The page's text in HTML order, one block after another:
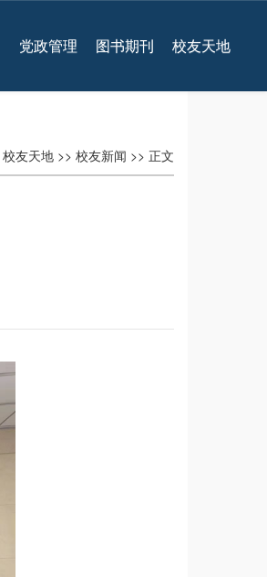
党政管理 图书期刊 校友天地
校友天地 >> 校友新闻 >> 正文